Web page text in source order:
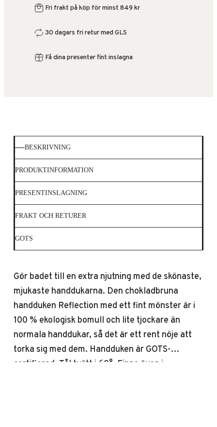
Fri frakt på köp för minst 849 kr
30 dagars fri retur med GLS
Få dina presenter fint inslagna
BESKRIVNING
PRODUKTINFORMATION
PRESENTINSLAGNING
FRAKT OCH RETURER
GOTS
Gör badet till en extra njutning med de skönaste,
mjukaste handdukarna. Den chokladbruna
handduken Reflection med ett fint mönster är i
100 % ekologisk bomull och lite tjockare än
normala handdukar, så det är ett rent nöje att
torka sig med dem. Handduken är GOTS-
certifierad. Tål tvätt i 60°. Finns även i